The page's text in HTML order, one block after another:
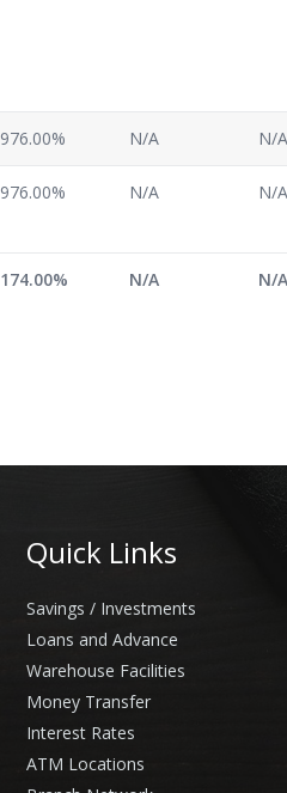
976.00% N/A N/A
976.00% N/A N/A
174.00% N/A N/A
Quick Links
Savings / Investments
Loans and Advance
Warehouse Facilities
Money Transfer
Interest Rates
ATM Locations